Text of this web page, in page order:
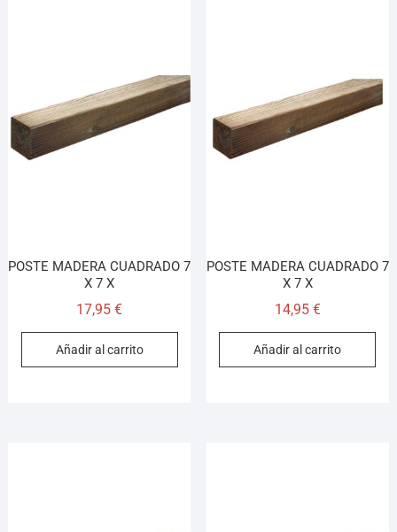
POSTE MADERA CUADRADO 7
X 7 X
17,95€
Añadir al carrito
POSTE MADERA CUADRADO 7
X 7 X
14,95 €
Añadir al carrito